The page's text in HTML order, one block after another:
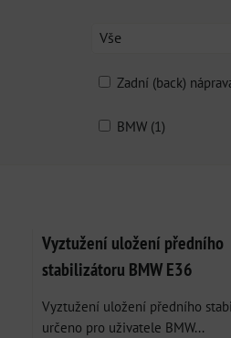
Vše
Zadní (back)
BMW (1)
Vyztužení uložení předního
stabilizátoru BMW E36
Vyztužení uložení předního
určeno pro uživatele BMW...